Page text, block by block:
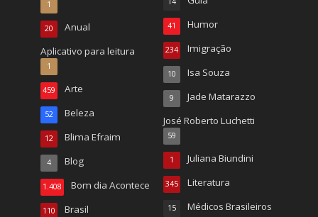
1
Anual
20
Aplicativo para leitura
1
Arte
459
Beleza
52
Blima Efraim
12
Blog
4
Bom dia Acontece
1.408
Brasil
110
Humor
41
Imigração
234
Isa Souza
10
Jade Matarazzo
9
José Roberto Luchetti
59
Juliana Biundini
1
Literatura
345
Médicos Brasileiros
15